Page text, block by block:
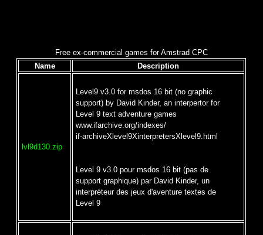
Free ex-commercial games for Amstrad CPC
Name
Description
lvl9d130.zip
Level9 v3.0 for msdos 16 bit (no graphic
support) by David Kinder, an interpertor for
Level 9 text adventure games
www.ifarchive.org/indexes/
if-archiveXlevel9XinterpretersXlevel9.html
Level 9 v3.0 pour msdos 16 bit (pas de
support graphique) par David Kinder, un
interpréteur des jeux d'aventure textes de
Level 9